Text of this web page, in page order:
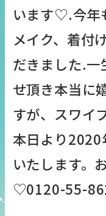
います♡.今年
メイク、着付
だきました.一
せ頂き本当に
すが、スワイ
本日より2020
いたします。
♡️0120-55-